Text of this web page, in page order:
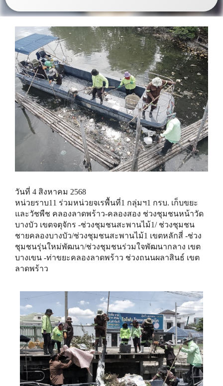
วันที่ 4 สิงหาคม 2568
หน่วยราบ11 ร่วมหน่วยจเรพื้นที่1 กลุ่มฯ1 กรบ. เก็บขยะ
และวัชพืช คลองลาดพร้าว-คลองสอง ช่วงชุมชนหน้าวัด
บางบัว เขตจตุจักร -ช่วงชุมชนสะพานไม้1/ ช่วงชุมชน
ชายคลองบางบัว/ช่วงชุมชนสะพานไม้1 เขตหลักสี่ -ช่วง
ชุมชนรุ่นใหม่พัฒนา/ช่วงชุมชนร่วมใจพัฒนากลาง เขต
บางเขน -ท่าขยะคลองลาดพร้าว ช่วงถนนผลาสินธ์ เขต
ลาดพร้าว